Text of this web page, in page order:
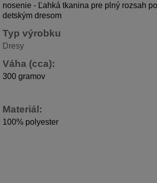
nosenie - Ľahká tkanina pre plný rozsah
detským dresom
Typ výrobku
Dresy
Váha (cca):
300 gramov
Materiál:
100% polyester